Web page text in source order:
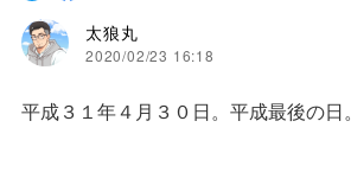
太狼丸
2020/02/23 16:18
平成３１年４月３０日。平成最後の日。